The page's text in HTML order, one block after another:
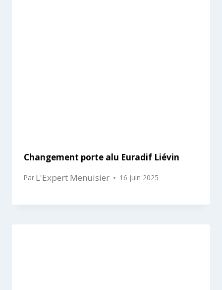
Changement porte alu Euradif Liévin
Par L'Expert Menuisier 16 juin 2025